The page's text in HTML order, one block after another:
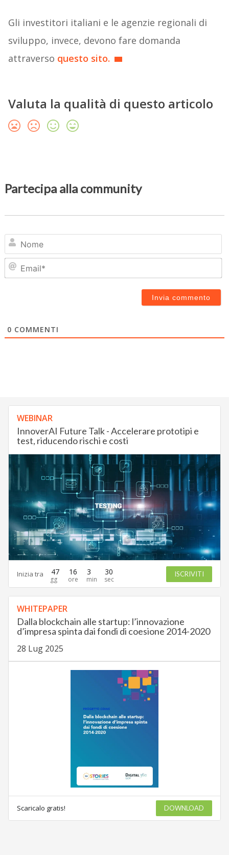
Gli investitori italiani e le agenzie regionali di
sviluppo, invece, devono fare domanda
attraverso questo sito.
Valuta la qualità di questo articolo
Partecipa alla community
0 COMMENTI
WEBINAR
InnoverAI Future Talk - Accelerare prototipi e
test, riducendo rischi e costi
Inizia tra 47 16 3 29 ISCRIVITI
WHITEPAPER
Dalla blockchain alle startup: l’innovazione
d’impresa spinta dai fondi di coesione 2014-2020
28 Lug 2025
Scaricalo gratis! DOWNLOAD